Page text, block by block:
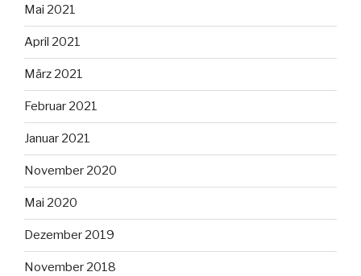
Mai 2021
April 2021
März 2021
Februar 2021
Januar 2021
November 2020
Mai 2020
Dezember 2019
November 2018